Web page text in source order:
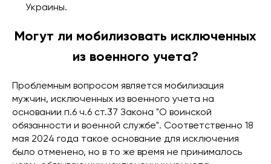
Украины.
Могут ли мобилизовать исключенных
из военного учета?
Проблемным вопросом является мобилизация
мужчин, исключенных из военного учета на
основании п.6 ч.6 ст.37 Закона "О воинской
обязанности и военной службе". Соответственно 18
мая 2024 года такое основание для исключения
было отменено, но в то же время не принималось